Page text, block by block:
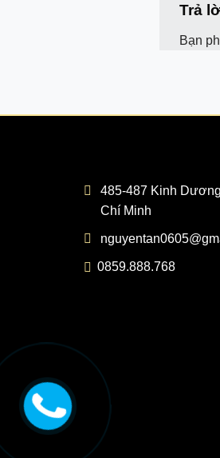
Trả
Bạn
485-487 Kinh
Chí Minh
0859.888.768